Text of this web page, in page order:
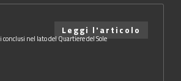
nel lato del Quartiere del Sole
Leggi l'articolo